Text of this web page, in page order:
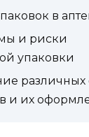
в
и риски
упаковки
и их